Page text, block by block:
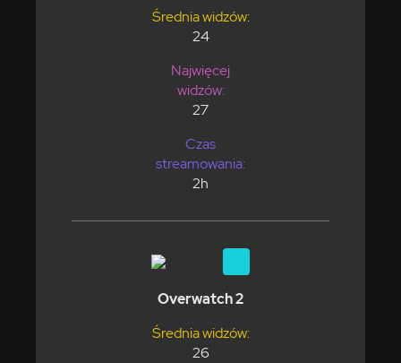
Średnia widzów:
24
Najwięcej
widzów:
27
Czas
streamowania:
2h
Overwatch 2
Średnia widzów:
26